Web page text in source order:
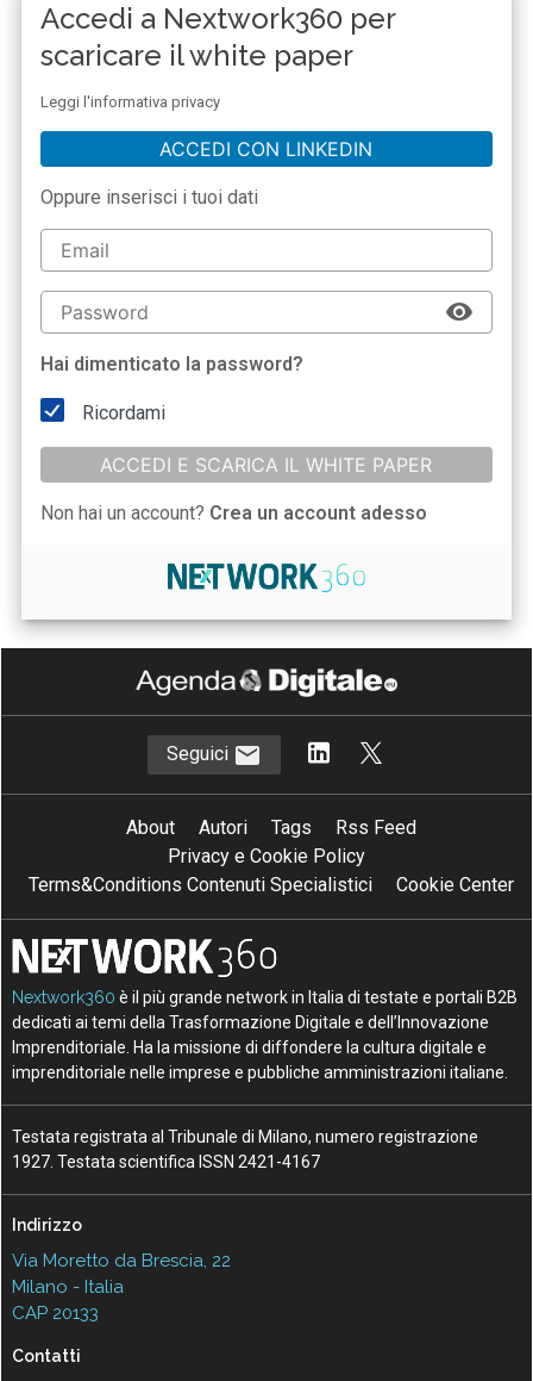
Accedi a Nextwork360 per
scaricare il white paper
Leggi l'informativa privacy
ACCEDI CON LINKEDIN
Oppure inserisci i tuoi dati
Hai dimenticato la password?
Ricordami
ACCEDI E SCARICA IL WHITE PAPER
Non hai un account? Crea un account adesso
Seguici
About Autori Tags
Rss Feed
Privacy e Cookie Policy
Terms&Conditions Contenuti Specialistici
Cookie Center
Nextwork360 è il più grande network in Italia di testate e portali B2B
dedicati ai temi della Trasformazione Digitale e dell’Innovazione
Imprenditoriale. Ha la missione di diffondere la cultura digitale e
imprenditoriale nelle imprese e pubbliche amministrazioni italiane.
Testata registrata al Tribunale di Milano, numero registrazione
1927. Testata scientifica ISSN 2421-4167
Indirizzo
Via Moretto da Brescia, 22
Milano - Italia
CAP 20133
Contatti